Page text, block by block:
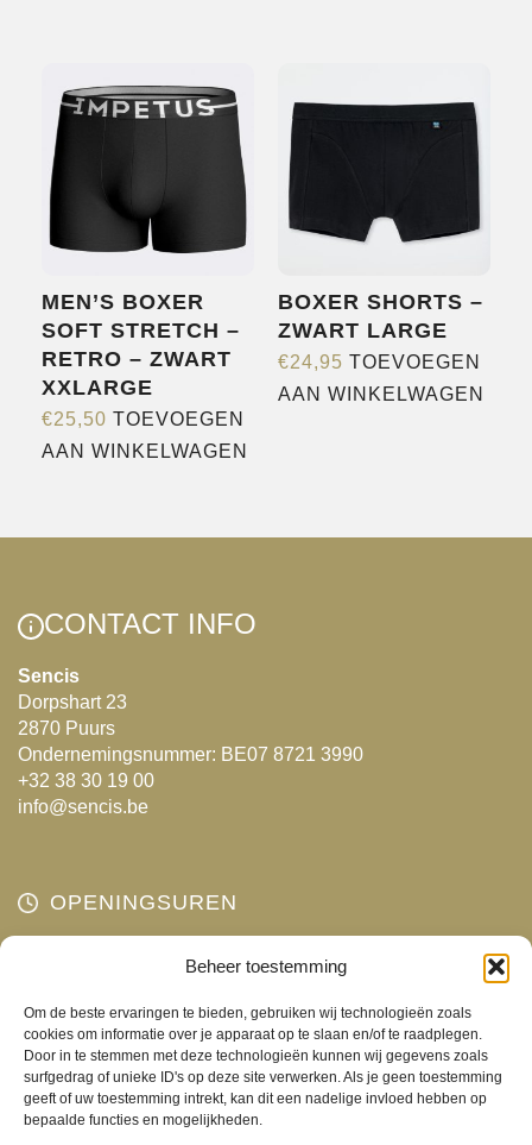
Beheer toestemming
Om de beste ervaringen te bieden, gebruiken wij technologieën zoals
cookies om informatie over je apparaat op te slaan en/of te raadplegen.
Door in te stemmen met deze technologieën kunnen wij gegevens zoals
surfgedrag of unieke ID's op deze site verwerken. Als je geen toestemming
geeft of uw toestemming intrekt, kan dit een nadelige invloed hebben op
bepaalde functies en mogelijkheden.
MEN’S BOXER
SOFT STRETCH –
RETRO – ZWART
XXLARGE
€25,50 TOEVOEGEN
AAN WINKELWAGEN
BOXER SHORTS –
ZWART LARGE
€24,95 TOEVOEGEN
AAN WINKELWAGEN
CONTACT INFO
Sencis
Dorpshart 23
2870 Puurs
Ondernemingsnummer: BE07 8721 3990
+32 38 30 19 00
info@sencis.be
OPENINGSUREN
Gesloten
Woensdag
10:00 - 18:00
Donderdag
10:00 - 18:00
Vrijdag
10:00 - 18:00
Zaterdag
10:00 - 17:00